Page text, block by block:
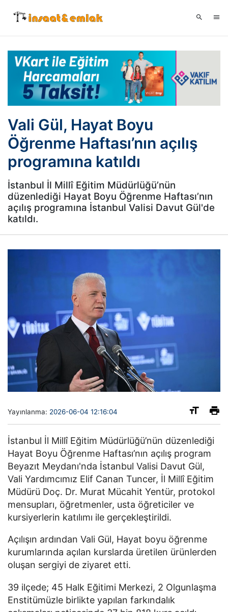
Vali Gül, Hayat Boyu
Öğrenme Haftası’nın açılış
programına katıldı
İstanbul İl Millî Eğitim Müdürlüğü’nün
düzenlediği Hayat Boyu Öğrenme Haftası’nın
açılış programına İstanbul Valisi Davut Gül'de
katıldı.
Yayınlanma: 2026-06-04 12:16:04
İstanbul İl Millî Eğitim Müdürlüğü’nün düzenlediği
Hayat Boyu Öğrenme Haftası’nın açılış program
Beyazıt Meydanı'nda İstanbul Valisi Davut Gül,
Vali Yardımcımız Elif Canan Tuncer, İl Millî Eğitim
Müdürü Doç. Dr. Murat Mücahit Yentür, protokol
mensupları, öğretmenler, usta öğreticiler ve
kursiyerlerin katılımı ile gerçekleştirildi.
Açılışın ardından Vali Gül, Hayat boyu öğrenme
kurumlarında açılan kurslarda üretilen ürünlerden
oluşan sergiyi de ziyaret etti.
39 ilçede; 45 Halk Eğitimi Merkezi, 2 Olgunlaşma
Enstitümüzle birlikte yapılan farkındalık